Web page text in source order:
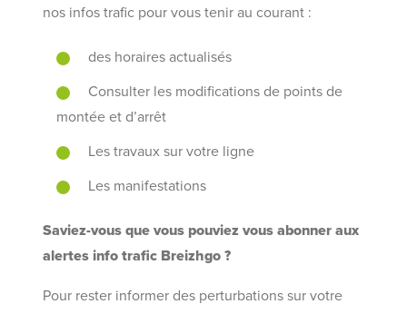
nos infos trafic pour vous tenir au courant :
des horaires actualisés
Consulter les modifications de points de
montée et d’arrêt
Les travaux sur votre ligne
Les manifestations
Saviez-vous que vous pouviez vous abonner aux
alertes info trafic Breizhgo ?
Pour rester informer des perturbations sur votre